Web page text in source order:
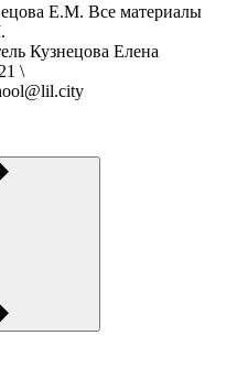
Е.М. Все материалы
Кузнецова Елена
\